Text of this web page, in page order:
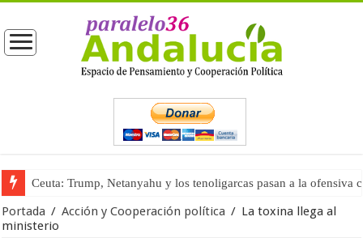
Ceuta: Trump, Netanyahu y los tenoligarcas pasan a la ofensiva
La masificación turística (tercera parte)
Portada / Acción y Cooperación política / La toxina llega al
ministerio